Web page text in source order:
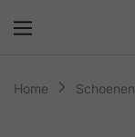
Home Schoenen